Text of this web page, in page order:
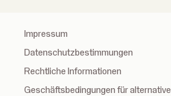
Impressum
Datenschutzbestimmungen
Rechtliche Informationen
Geschäftsbedingungen für alternative